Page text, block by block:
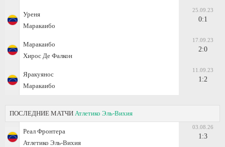
Уреня
Маракаибо
25.09.23
0:1
Маракаибо
Хирос Де Фалкон
17.09.23
2:0
Яракуянос
Маракаибо
11.09.23
1:2
ПОСЛЕДНИЕ МАТЧИ Атлетико Эль-Вихия
Реал Фронтера
Атлетико Эль-Вихия
03.08.26
1:3